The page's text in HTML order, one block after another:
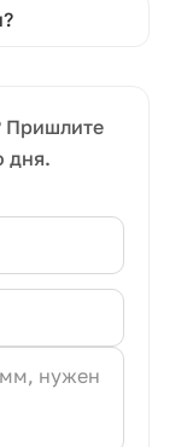
Пришлите
дня.